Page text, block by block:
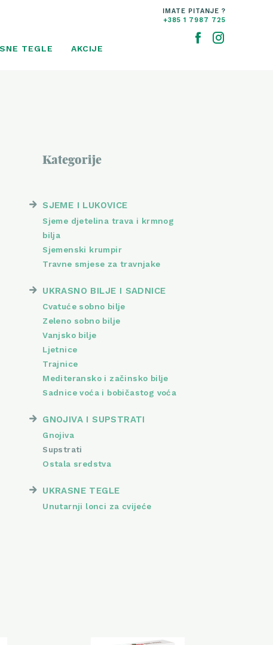
TEGLE AKCIJE
IMATE PITANJE ?
+385 1 7987 725
Kategorije
SJEME I LUKOVICE
Sjeme djetelina trava i krmnog
bilja
Sjemenski krumpir
Travne smjese za travnjake
UKRASNO BILJE I SADNICE
Cvatuće sobno bilje
Zeleno sobno bilje
Vanjsko bilje
Ljetnice
Trajnice
Mediteransko i začinsko bilje
Sadnice voća i bobičastog voća
GNOJIVA I SUPSTRATI
Gnojiva
Supstrati
Ostala sredstva
UKRASNE TEGLE
Unutarnji lonci za cvijeće